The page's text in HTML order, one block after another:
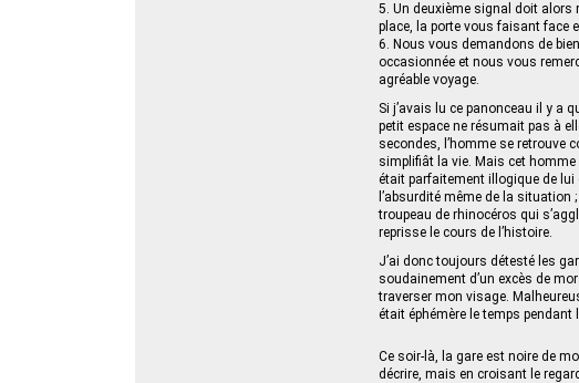
5. Un deuxième signal doit alors
place, la porte vous faisant face
6. Nous vous demandons de
occasionnée et nous vous
agréable voyage.
Si j’avais lu ce panonceau il y a
petit espace ne résumait pas à
secondes, l’homme se retrouve
simplifiât la vie. Mais cet homme
était parfaitement illogique de lui
l’absurdité même de la situation
troupeau de rhinocéros qui
reprisse le cours de l’histoire.
J’ai donc toujours détesté les
soudainement d’un excès de
traverser mon visage.
était éphémère le temps
Ce soir-là, la gare est noire de
décrire, mais en croisant le